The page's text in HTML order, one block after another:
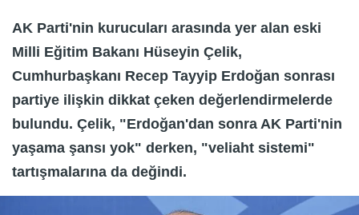
AK Parti'nin kurucuları arasında yer alan eski
Milli Eğitim Bakanı Hüseyin Çelik,
Cumhurbaşkanı Recep Tayyip Erdoğan sonrası
partiye ilişkin dikkat çeken değerlendirmelerde
bulundu. Çelik, "Erdoğan'dan sonra AK Parti'nin
yaşama şansı yok" derken, "veliaht sistemi"
tartışmalarına da değindi.